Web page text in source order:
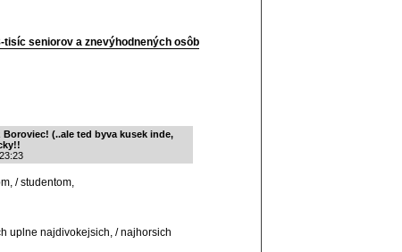
seniorov a znevýhodnených osôb
(..ale ted byva kusek inde,
/ studentom,
uplne najdivokejsich, / najhorsich